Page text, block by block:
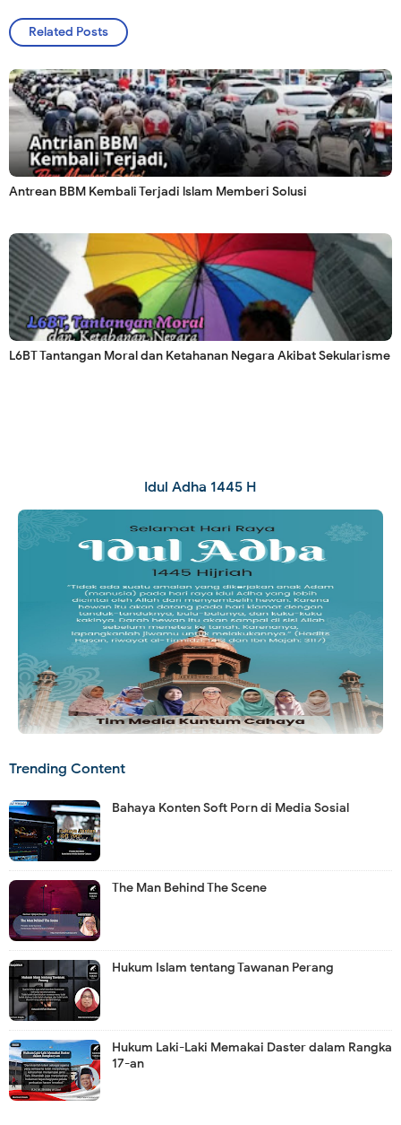
Related Posts
Antrean BBM Kembali Terjadi lslam Memberi Solusi
L6BT Tantangan Moral dan Ketahanan Negara Akibat Sekularisme
Idul Adha 1445 H
Trending Content
Bahaya Konten Soft Porn di Media Sosial
The Man Behind The Scene
Hukum Islam tentang Tawanan Perang
Hukum Laki-Laki Memakai Daster dalam Rangka
17-an